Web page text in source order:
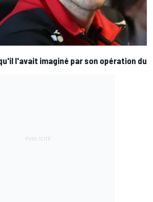
l'avait imaginé par son opération du